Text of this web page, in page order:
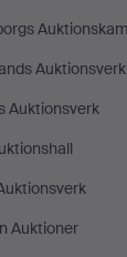
Auktionsverk
Auktionsverk
Auktioner